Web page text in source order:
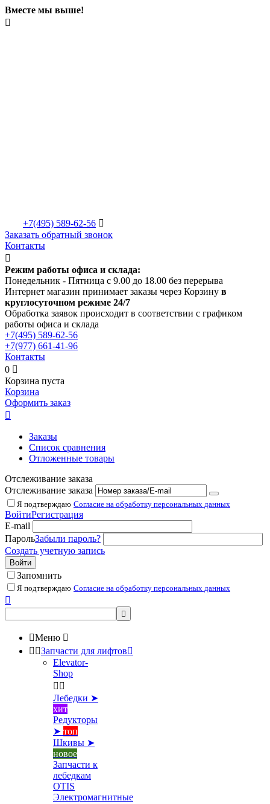
Вместе мы выше!

+7(495) 589-62-56 
Заказать обратный звонок
Контакты

Режим работы офиса и склада:
Понедельник - Пятница с 9.00 до 18.00 без перерыва
Интернет магазин принимает заказы через Корзину в
круглосуточном режиме 24/7
Обработка заявок происходит в соответствии с графиком
работы офиса и склада
+7(495) 589-62-56
+7(977) 661-41-96
Контакты
0 
Корзина пуста
Корзина
Оформить заказ

Заказы
Список сравнения
Отложенные товары
Отслеживание заказа
Отслеживание заказа
Я подтверждаю Согласие на обработку персональных данных
ВойтиРегистрация
E-mail
ПарольЗабыли пароль?
Создать учетную запись
Войти
Запомнить
Я подтверждаю Согласие на обработку персональных данных


Меню 
 Запчасти для лифтов
Elevator-
Shop
 
Лебедки ➤
хит
Редукторы
➤ топ
Шкивы ➤
новое
Запчасти к
лебедкам
OTIS
Электромагнитные